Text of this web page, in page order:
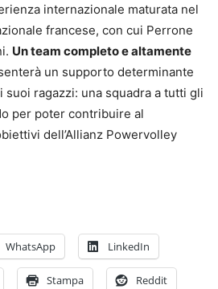
internazionale maturata nel
francese, con cui Perrone
Un team completo e altamente
un supporto determinante
suoi ragazzi: una squadra a tutti gli
per poter contribuire al
dell’Allianz Powervolley
WhatsApp LinkedIn
Stampa Reddit